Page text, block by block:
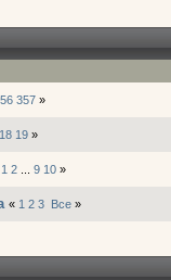
357 »
18 19 »
1 2 9 10 »
« 1 2 3 Все »